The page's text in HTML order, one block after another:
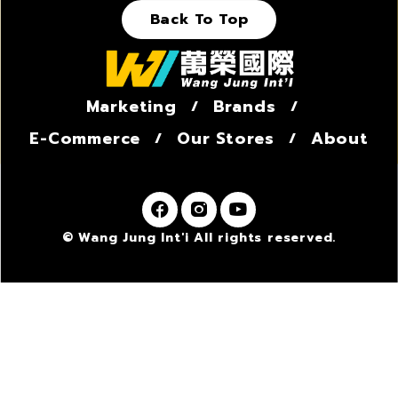
Back To Top
Marketing
Brands
E-Commerce
Our Stores About
© Wang Jung Int'i All rights reserved.